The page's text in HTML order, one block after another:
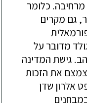
מרחיבה. כלומר
גם מקרים
מדובר על
גישת המדינה
את הזכות
אלרון שדן